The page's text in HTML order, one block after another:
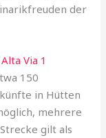
der
Via 1
150
in Hütten
mehrere
gilt als